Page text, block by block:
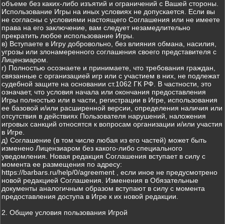
объеме без каких-либо изъятий и ограничений с Вашей стороны.
Использование Игры на иных условиях не допускается. Если вы
не согласны с условиями настоящего Соглашения или не имеете
права на его заключение, вам следует незамедлительно
прекратить любое использование Игры.
в) Вступаете в Игру добровольно, без влияния обмана, насилия,
угрозы или злонамеренного соглашения своего представителя с
Лицензиаром.
г) Полностью осознаете и принимаете, что требования граждан,
связанные с организацией игр или с участием в них, не подлежат
судебной защите на основании ст.1062 ГК РФ. В частности, это
означает, что условия начала или окончания предоставления
Игры полностью или в части, регистрации в Игре, использования
ее базовой и/или расширенной версии, определения наличия или
отсутствия в действиях Пользователя нарушений, наложения
игровых санкций относятся к вопросам организации и/или участия
в Игре.
д) Соглашение (в том числе любая из его частей) может быть
изменено Лицензиаром без какого-либо специального
уведомления. Новая редакция Соглашения вступает в силу с
момента ее размещения по адресу:
https://barbars.ru/help/0/agreement , если иное не предусмотрено
новой редакцией Соглашения. Изменения в Обязательные
документы аналогичным образом вступают в силу с момента
предоставления доступа в Игре к их новой редакции.
2. Общие условия пользования Игрой